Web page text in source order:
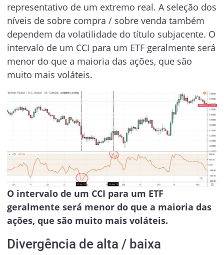
representativo de um extremo real. A seleção dos
níveis de sobre compra / sobre venda também
dependem da volatilidade do título subjacente. O
intervalo de um CCI para um ETF geralmente será
menor do que a maioria das ações, que são
muito mais voláteis.
O intervalo de um CCI para um ETF
geralmente será menor do que a maioria das
ações, que são muito mais voláteis.
Divergência de alta / baixa